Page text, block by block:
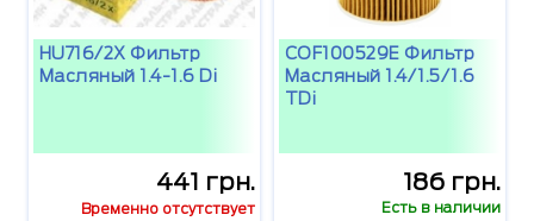
HU716/2X Фильтр
Масляный 1.4-1.6 Di
441 грн.
Временно отсутствует
COF100529E Фильтр
Масляный 1.4/1.5/1.6
TDi
186 грн.
Есть в наличии